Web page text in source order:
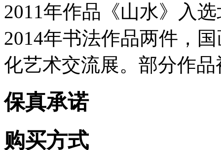
2011年作品《山水》入
2014年书法作品两件，
化艺术交流展。部分作
保真承诺
购买方式